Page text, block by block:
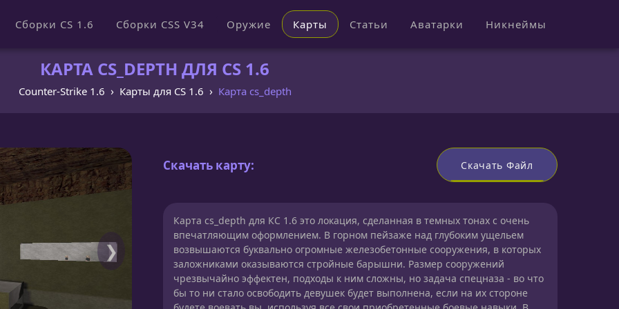
Сборки CS 1.6 Сборки CSS V34 Оружие Карты Статьи Аватарки Никнеймы
КАРТА CS_DEPTH ДЛЯ CS 1.6
Counter-Strike 1.6 Карты для CS 1.6 Карта cs_depth
❯
Скачать карту: Скачать Файл
Карта cs_depth для КС 1.6 это локация, сделанная в темных тонах с очень
впечатляющим оформлением. В горном пейзаже над глубоким ущельем
возвышаются буквально огромные железобетонные сооружения, в которых
заложниками оказываются стройные барышни. Размер сооружений
чрезвычайно эффектен, подходы к ним сложны, но задача спецназа - во что
бы то ни стало освободить девушек будет выполнена, если на их стороне